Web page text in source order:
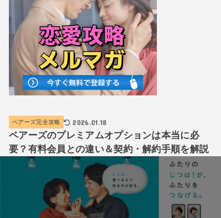
ペアーズ完全攻略 2026.01.18
ペアーズのプレミアムオプションは本当に必
要？有料会員との違い＆契約・解約手順を解説